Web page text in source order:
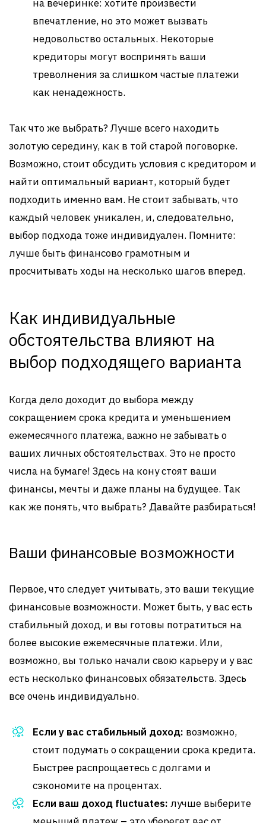
на вечеринке: хотите произвести
впечатление, но это может вызвать
недовольство остальных. Некоторые
кредиторы могут воспринять ваши
треволнения за слишком частые платежи
как ненадежность.
Так что же выбрать? Лучше всего находить
золотую середину, как в той старой поговорке.
Возможно, стоит обсудить условия с кредитором и
найти оптимальный вариант, который будет
подходить именно вам. Не стоит забывать, что
каждый человек уникален, и, следовательно,
выбор подхода тоже индивидуален. Помните:
лучше быть финансово грамотным и
просчитывать ходы на несколько шагов вперед.
Как индивидуальные
обстоятельства влияют на
выбор подходящего варианта
Когда дело доходит до выбора между
сокращением срока кредита и уменьшением
ежемесячного платежа, важно не забывать о
ваших личных обстоятельствах. Это не просто
числа на бумаге! Здесь на кону стоят ваши
финансы, мечты и даже планы на будущее. Так
как же понять, что выбрать? Давайте разбираться!
Ваши финансовые возможности
Первое, что следует учитывать, это ваши текущие
финансовые возможности. Может быть, у вас есть
стабильный доход, и вы готовы потратиться на
более высокие ежемесячные платежи. Или,
возможно, вы только начали свою карьеру и у вас
есть несколько финансовых обязательств. Здесь
все очень индивидуально.
Если у вас стабильный доход: возможно,
стоит подумать о сокращении срока кредита.
Быстрее распрощаетесь с долгами и
сэкономите на процентах.
Если ваш доход fluctuates: лучше выберите